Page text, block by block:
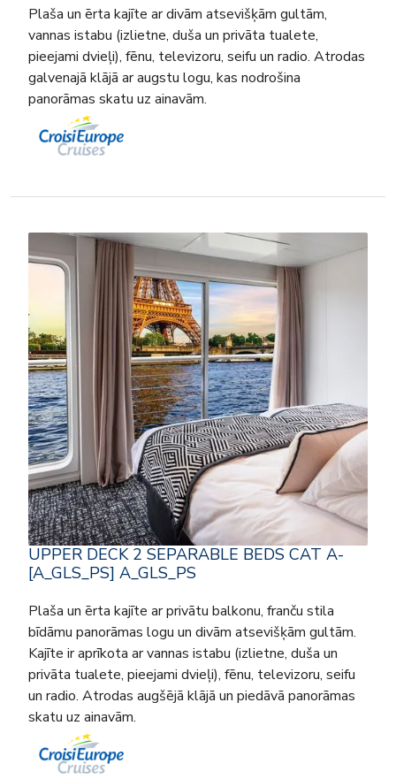
Plaša un ērta kajīte ar divām atsevišķām gultām,
vannas istabu (izlietne, duša un privāta tualete,
pieejami dvieļi), fēnu, televizoru, seifu un radio. Atrodas
galvenajā klājā ar augstu logu, kas nodrošina
panorāmas skatu uz ainavām.
UPPER DECK 2 SEPARABLE BEDS CAT A-
[A_GLS_PS] A_GLS_PS
Plaša un ērta kajīte ar privātu balkonu, franču stila
bīdāmu panorāmas logu un divām atsevišķām gultām.
Kajīte ir aprīkota ar vannas istabu (izlietne, duša un
privāta tualete, pieejami dvieļi), fēnu, televizoru, seifu
un radio. Atrodas augšējā klājā un piedāvā panorāmas
skatu uz ainavām.